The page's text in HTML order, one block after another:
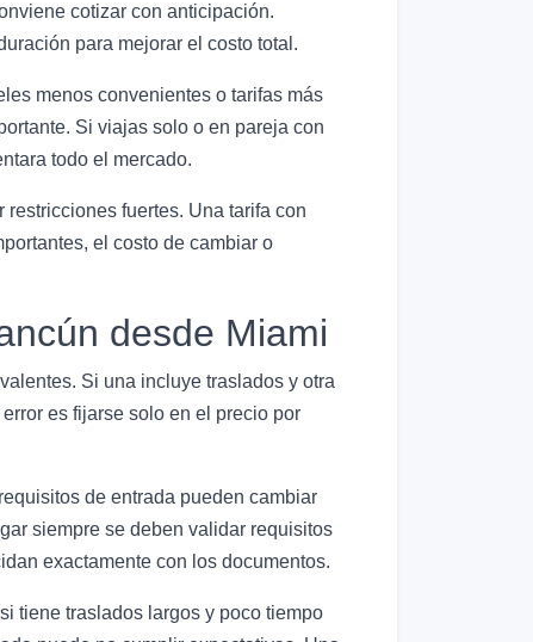
cotizar con anticipación.
para mejorar el costo total.
menos convenientes o tarifas más
Si viajas solo o en pareja con
todo el mercado.
fuertes. Una tarifa con
el costo de cambiar o
desde Miami
Si una incluye traslados y otra
es fijarse solo en el precio por
de entrada pueden cambiar
siempre se deben validar requisitos
exactamente con los documentos.
tiene traslados largos y poco tiempo